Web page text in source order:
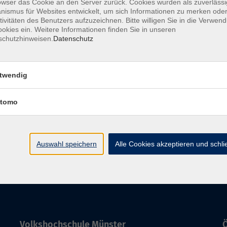
Japanisch für Fortgeschrittene 4b (B1.4)
Volkshochschule Münster
das Cookie an den Server zurück. Cookies wurden als
für Websites entwickelt, um sich Informationen zu merken
des Benutzers aufzuzeichnen. Bitte willigen Sie in die
ein. Weitere Informationen finden Sie in unseren
Datenschutz
Auswahl speichern Alle Cookies akzeptieren und